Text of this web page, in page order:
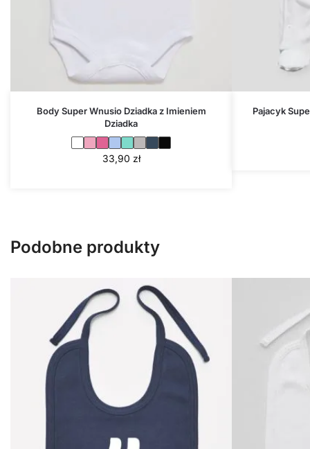
Body Super Wnusio Dziadka z Imieniem
Dziadka
33,90 zł
Pajacyk
Podobne produkty